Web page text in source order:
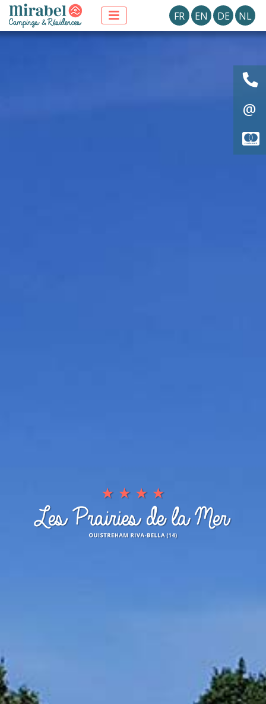
FR EN DE NL
@